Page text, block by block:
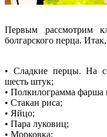
Первым рассмотрим
болгарского перца.
• Сладкие перцы. На
шесть штук;
• Полкилограмма фарша
• Стакан риса;
• Яйцо;
• Пара луковиц;
• Морковка;